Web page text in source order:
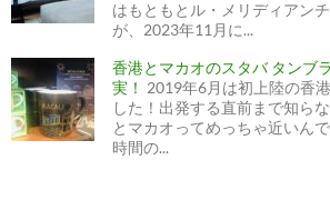
はもともとル・メリディアン
が、2023年11月に...
香港とマカオのスタバ タンブ
実！ 2019年6月は初上陸の香
した！出発する直前まで知ら
とマカオってめっちゃ近いん
時間の...